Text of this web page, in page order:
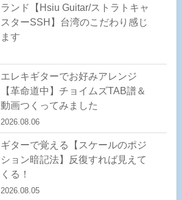
ランド【Hsiu Guitar/ストラトキャ
スターSSH】台湾のこだわり感じ
ます
エレキギターでお好みアレンジ
【革命道中】チョイムズTAB譜＆
動画つくってみました
2026.08.06
ギターで覚える【スケールのポジ
ション暗記法】反復すれば見えて
くる！
2026.08.05